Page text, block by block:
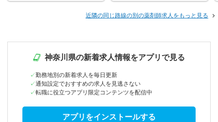
近隣の同じ路線の別の薬剤師求人をもっと見る
神奈川県の新着求人情報をアプリで見る
勤務地別の新着求人を毎日更新
通知設定でおすすめの求人を見逃さない
転職に役立つアプリ限定コンテンツを配信中
アプリをインストールする